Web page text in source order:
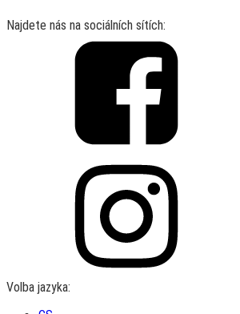
Najdete nás na sociálních sítích:
Volba jazyka: